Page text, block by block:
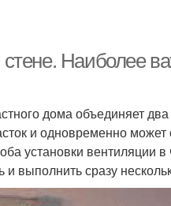
Наиболее
дома объединяет
и одновременно
установки вентиляции
выполнить сразу